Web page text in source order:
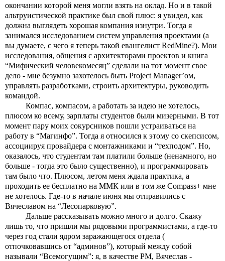
окончании которой меня могли взять на оклад. Но и в такой
альтруистической практике был свой плюс: я увидел, как
должна выглядеть хорошая компания изнутри. Тогда я
занимался исследованием систем управления проектами (а
вы думаете, с чего я теперь такой евангелист RedMine?). Мои
исследования, общения с архитекторами проектов и книга
“Мифический человекомесяц” сделали на тот момент свое
дело - мне безумно захотелось быть Project Manager’ом,
управлять разработками, строить архитектуры, руководить
командой.
Компас, компасом, а работать за идею не хотелось,
плюсом ко всему, зарплаты студентов были мизерными. В тот
момент пару моих сокурсников пошли устраиваться на
работу в “Магинфо”. Тогда я относился к этому со скепсисом,
ассоциируя провайдера с монтажниками и “техподом”. Но,
оказалось, что студентам там платили больше (ненамного, но
больше - тогда это было существенно), и программировать
там было что. Плюсом, летом меня ждала практика, а
проходить ее бесплатно на ММК или в том же Compass+ мне
не хотелось. Где-то в начале июня мы отправились с
Вячеславом на “Лесопарковую”.
Дальше рассказывать можно много и долго. Скажу
лишь то, что пришли мы рядовыми программистами, а где-то
через год стали ядром заражающегося отдела (
отпочковавшись от “админов”), который между собой
называли “Всемогущим”: я, в качестве PM, Вячеслав -